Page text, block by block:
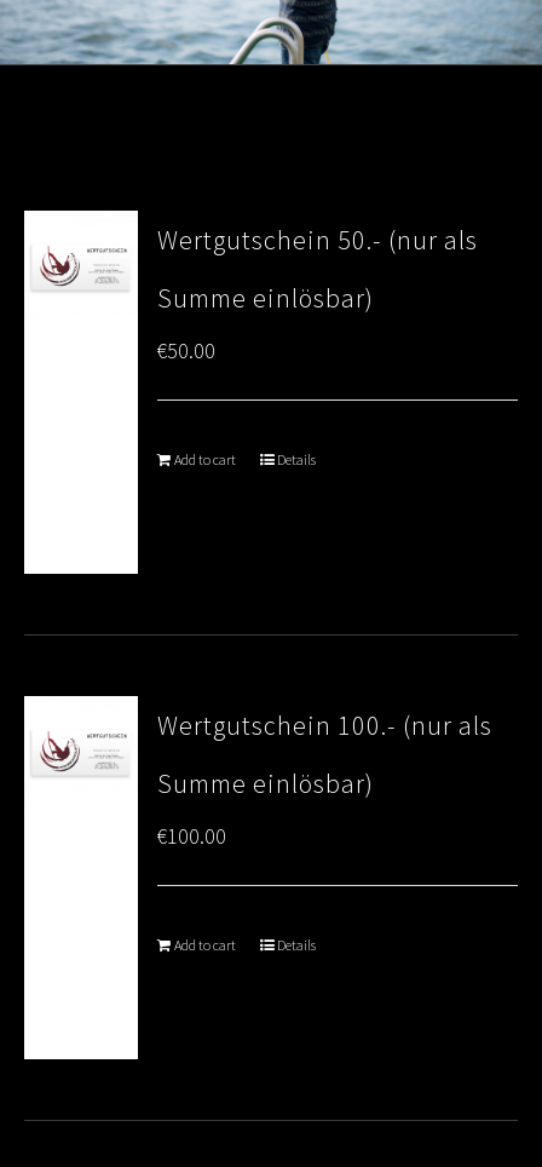
Wertgutschein 50.- (nur als
Summe einlösbar)
€50.00
Add to cart Details
Wertgutschein 100.- (nur als
Summe einlösbar)
€100.00
Add to cart Details